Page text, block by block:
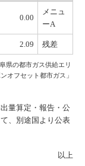
0.00
メニュ
ーA
2.09 残差
県の都市ガス供給エリ
オフセット都市ガス」
量算定・報告・公
、別途国より公表
以上